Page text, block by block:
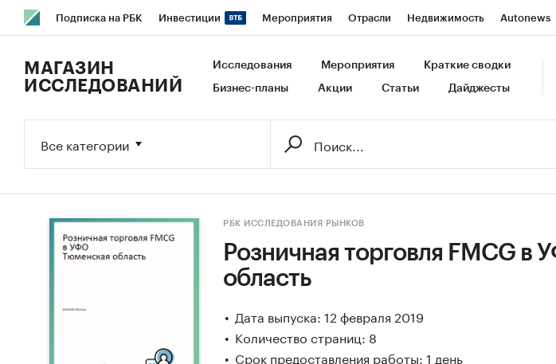
Подписка на РБК Инвестиции Мероприятия Отрасли Недвижимость Autonews
Исследования Кредитные рейтинги Франшизы Газета Спецпроекты СПб
МАГАЗИН
ИССЛЕДОВАНИЙ
Исследования Мероприятия Краткие сводки
Бизнес-планы Акции Статьи Дайджесты
Все категории
РБК ИССЛЕДОВАНИЯ РЫНКОВ
Розничная торговля FMCG в
область
Дата выпуска: 12 февраля 2019
Количество страниц: 8
Срок предоставления работы: 1 день